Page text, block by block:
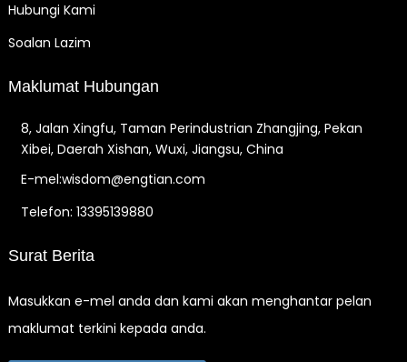
Hubungi Kami
Soalan Lazim
Maklumat Hubungan
8, Jalan Xingfu, Taman Perindustrian Zhangjing, Pekan
Xibei, Daerah Xishan, Wuxi, Jiangsu, China
E-mel:wisdom@engtian.com
Telefon: 13395139880
Surat Berita
Masukkan e-mel anda dan kami akan menghantar pelan
maklumat terkini kepada anda.